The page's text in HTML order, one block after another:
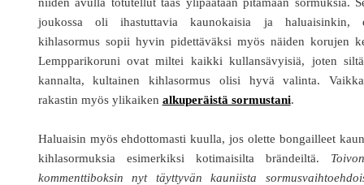
joukossa oli ihastuttavia kaunokaisia ja haluaisinkin,
kihlasormus sopii hyvin pidettäväksi myös näiden korujen
Lempparikoruni ovat miltei kaikki kullansävyisiä, joten
kannalta, kultainen kihlasormus olisi hyvä valinta.
rakastin myös ylikaiken alkuperäistä sormustani.
Haluaisin myös ehdottomasti kuulla, jos olette bongailleet
kihlasormuksia esimerkiksi kotimaisilta brändeiltä.
kommenttiboksin nyt täyttyvän kauniista